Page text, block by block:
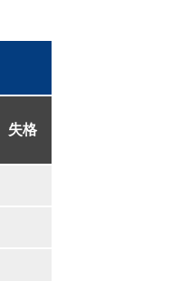
失格